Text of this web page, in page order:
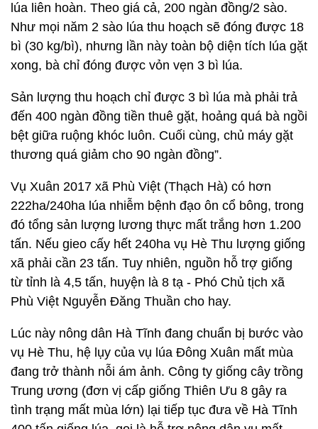
lúa liên hoàn. Theo giá cả, 200 ngàn đồng/2 sào.
Như mọi năm 2 sào lúa thu hoạch sẽ đóng được 18
bì (30 kg/bì), nhưng lần này toàn bộ diện tích lúa gặt
xong, bà chỉ đóng được vỏn vẹn 3 bì lúa.
Sản lượng thu hoạch chỉ được 3 bì lúa mà phải trả
đến 400 ngàn đồng tiền thuê gặt, hoảng quá bà ngồi
bệt giữa ruộng khóc luôn. Cuối cùng, chủ máy gặt
thương quá giảm cho 90 ngàn đồng”.
Vụ Xuân 2017 xã Phù Việt (Thạch Hà) có hơn
222ha/240ha lúa nhiễm bệnh đạo ôn cổ bông, trong
đó tổng sản lượng lương thực mất trắng hơn 1.200
tấn. Nếu gieo cấy hết 240ha vụ Hè Thu lượng giống
xã phải cần 23 tấn. Tuy nhiên, nguồn hỗ trợ giống
từ tỉnh là 4,5 tấn, huyện là 8 tạ - Phó Chủ tịch xã
Phù Việt Nguyễn Đăng Thuần cho hay.
Lúc này nông dân Hà Tĩnh đang chuẩn bị bước vào
vụ Hè Thu, hệ lụy của vụ lúa Đông Xuân mất mùa
đang trở thành nỗi ám ảnh. Công ty giống cây trồng
Trung ương (đơn vị cấp giống Thiên Ưu 8 gây ra
tình trạng mất mùa lớn) lại tiếp tục đưa về Hà Tĩnh